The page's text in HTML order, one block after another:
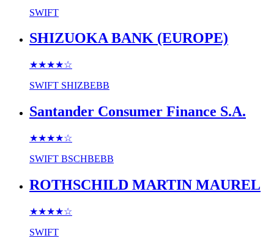
SWIFT
SHIZUOKA BANK (EUROPE)
★★★★☆
SWIFT SHIZBEBB
Santander Consumer Finance S.A.
★★★★☆
SWIFT BSCHBEBB
ROTHSCHILD MARTIN MAUREL
★★★★☆
SWIFT